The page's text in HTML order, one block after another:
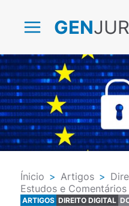
GEN
Ínicio > Artigos >
Estudos e Comentários
ARTIGOS DIREITO DIGITAL